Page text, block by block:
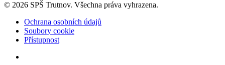
© 2026 SPŠ Trutnov. Všechna práva vyhrazena.
Ochrana osobních údajů
Soubory cookie
Přístupnost